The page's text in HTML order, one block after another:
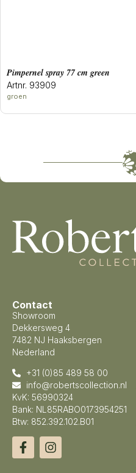
pimpernel spray 77 cm green
Artnr. 93909
groen
Contact
Showroom
Dekkersweg 4
7482 NJ Haaksbergen
Nederland
+31 (0)85 489 58 00
info@robertscollection.nl
KvK: 56990324
Bank: NL85RABO0173954251
Btw: 852.392.102.B01